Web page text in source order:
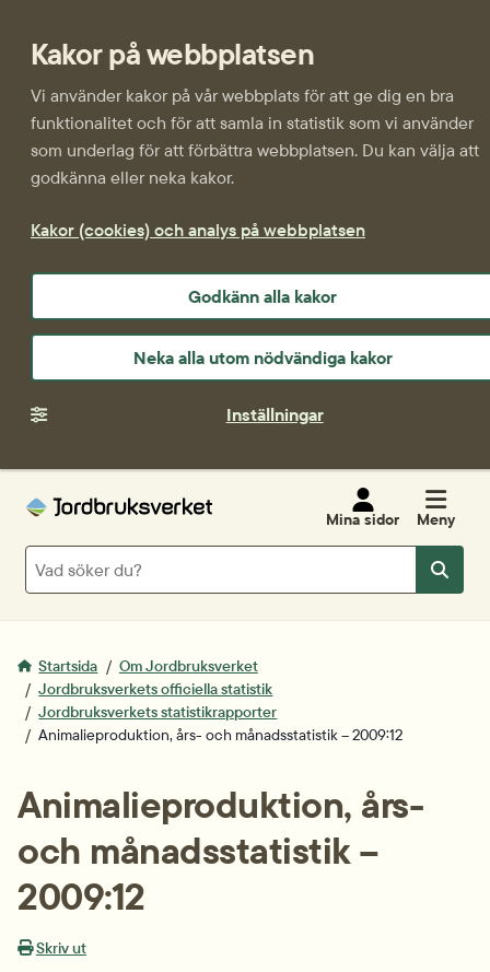
Kakor på webbplatsen
Vi använder kakor på vår webbplats för att ge dig en bra
funktionalitet och för att samla in statistik som vi använder
som underlag för att förbättra webbplatsen. Du kan välja att
godkänna eller neka kakor.
Kakor (cookies) och analys på webbplatsen
Godkänn alla kakor
Neka alla utom nödvändiga kakor
Inställningar
Mina sidor Meny
Sök
Sök
Startsida
Om Jordbruksverket
Jordbruksverkets officiella statistik
Jordbruksverkets statistikrapporter
Animalieproduktion, års- och månadsstatistik – 2009:12
Animalieproduktion, års-
och månadsstatistik –
2009:12
Skriv ut